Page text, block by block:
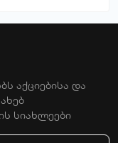
აქციებისა და
სიახლეები